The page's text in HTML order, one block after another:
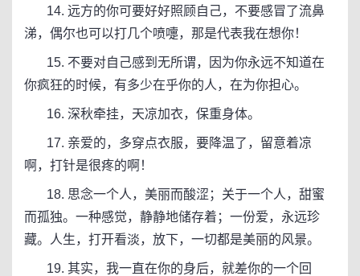
14. 远方的你可要好好照顾自己，不要感冒了流鼻
涕，偶尔也可以打几个喷嚏，那是代表我在想你！
15. 不要对自己感到无所谓，因为你永远不知道在
你疯狂的时候，有多少在乎你的人，在为你担心。
16. 深秋牵挂，天凉加衣，保重身体。
17. 亲爱的，多穿点衣服，要降温了，留意着凉
啊，打针是很疼的啊！
18. 思念一个人，美丽而酸涩；关于一个人，甜蜜
而孤独。一种感觉，静静地储存着；一份爱，永远珍
藏。人生，打开看淡，放下，一切都是美丽的风景。
19. 其实，我一直在你的身后，就差你的一个回